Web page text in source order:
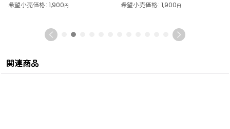
希望小売価格: 1,900円 希望小売価格: 1,900円
関連商品